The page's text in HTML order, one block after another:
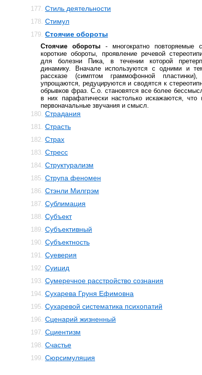
177. Стиль деятельности
178. Стимул
179. Стоячие обороты
Стоячие обороты - многократно повторяемые
короткие обороты, проявление речевой
для болезни Пика, в течении которой
динамику. Вначале используются с одними и
рассказе (симптом граммофонной
упрощаются, редуцируются и сводятся к
обрывков фраз. С.о. становятся все более
в них парафатически настолько искажаются, что
первоначальные звучания и смысл.
180. Страдания
181. Страсть
182. Страх
183. Стресс
184. Структурализм
185. Струпа феномен
186. Стэнли Милгрэм
187. Сублимация
188. Субъект
189. Субъективный
190. Субъектность
191. Суеверия
192. Суицид
193. Сумеречное расстройство сознания
194. Сухарева Груня Ефимовна
195. Сухаревой систематика психопатий
196. Сценарий жизненный
197. Сциентизм
198. Счастье
199. Сюрсимуляция